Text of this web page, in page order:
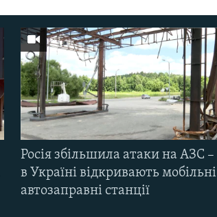
Росія збільшила атаки на АЗС –
в Україні відкривають мобільні
автозаправні станції